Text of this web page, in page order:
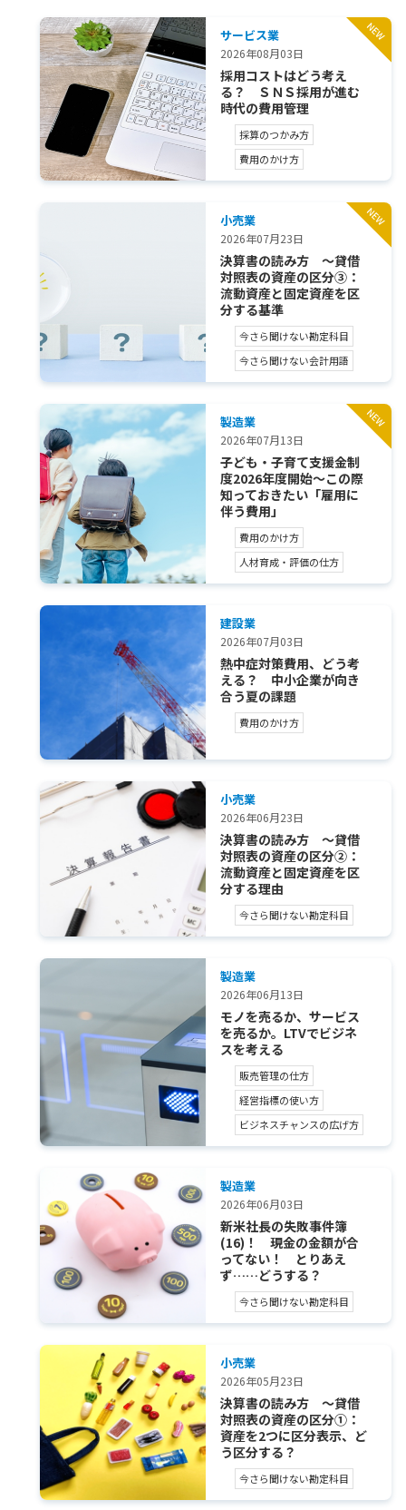
サービス業
2026年08月03日
採用コストはどう考え
る？ ＳＮＳ採用が進む
時代の費用管理
採算のつかみ方
費用のかけ方
小売業
2026年07月23日
決算書の読み方 ～貸借
対照表の資産の区分③：
流動資産と固定資産を区
分する基準
今さら聞けない勘定科目
今さら聞けない会計用語
製造業
2026年07月13日
子ども・子育て支援金制
度2026年度開始～この際
知っておきたい「雇用に
伴う費用」
費用のかけ方
人材育成・評価の仕方
建設業
2026年07月03日
熱中症対策費用、どう考
える？ 中小企業が向き
合う夏の課題
費用のかけ方
小売業
2026年06月23日
決算書の読み方 ～貸借
対照表の資産の区分②：
流動資産と固定資産を区
分する理由
今さら聞けない勘定科目
製造業
2026年06月13日
モノを売るか、サービス
を売るか。LTVでビジネ
スを考える
販売管理の仕方
経営指標の使い方
ビジネスチャンスの広げ方
製造業
2026年06月03日
新米社長の失敗事件簿
(16)！ 現金の金額が合
ってない！ とりあえ
ず……どうする？
今さら聞けない勘定科目
小売業
2026年05月23日
決算書の読み方 ～貸借
対照表の資産の区分①：
資産を2つに区分表示、ど
う区分する？
今さら聞けない勘定科目